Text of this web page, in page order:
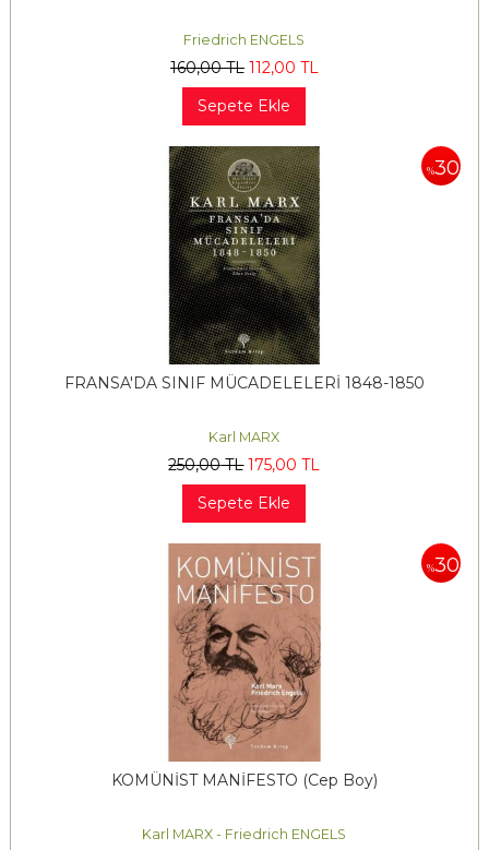
Friedrich ENGELS
160,00TL 112,00 TL
Sepete Ekle
%30
FRANSA'DA SINIF MÜCADELELERİ 1848-1850
Karl MARX
250,00TL 175,00 TL
Sepete Ekle
%30
KOMÜNİST MANİFESTO (Cep Boy)
Karl MARX - Friedrich ENGELS